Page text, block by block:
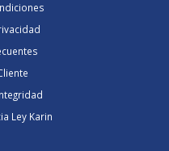
Ley Karin